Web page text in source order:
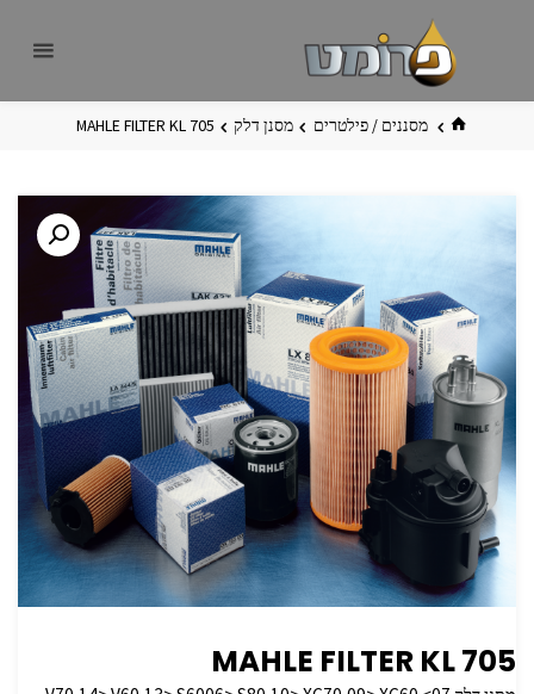
בית מסננים / פילטרים מסנן דלק MAHLE FILTER KL 705
MAHLE FILTER KL 705